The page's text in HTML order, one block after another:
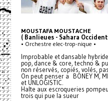
MOUSTAFA MOUSTACHE
( Banlieues - Sahara
• Orchestre elec-trop-nique •
Improbable et dansable
pop, dance & core, techno &
non réservés, copiés, volés,
On peut penser a BONEY M,
et UNLOGISTIC.
Halte aux escroqueries
trois qui pue la sueur